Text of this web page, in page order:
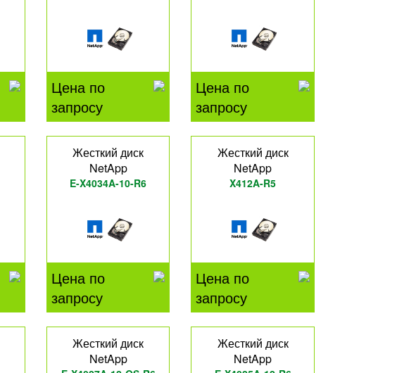
Цена по
запросу
Цена по
запросу
Жесткий диск
NetApp
E-X4034A-10-R6
Цена по
запросу
Жесткий диск
NetApp
X412A-R5
Цена по
запросу
Жесткий диск
NetApp
Жесткий диск
NetApp